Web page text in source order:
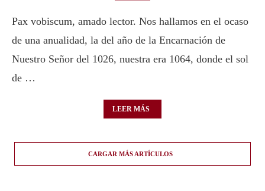
Pax vobiscum, amado lector. Nos hallamos en el ocaso
de una anualidad, la del año de la Encarnación de
Nuestro Señor del 1026, nuestra era 1064, donde el sol
de …
LEER MÁS
CARGAR MÁS ARTÍCULOS